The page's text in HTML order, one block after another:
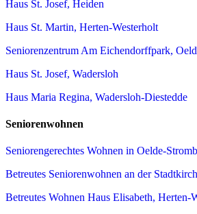
Haus St. Josef, Heiden
Haus St. Martin, Herten-Westerholt
Seniorenzentrum Am Eichendorffpark,
Haus St. Josef, Wadersloh
Haus Maria Regina, Wadersloh-Diestedde
Seniorenwohnen
Seniorengerechtes Wohnen in Oelde-
Betreutes Seniorenwohnen an der
Betreutes Wohnen Haus Elisabeth, Herten-